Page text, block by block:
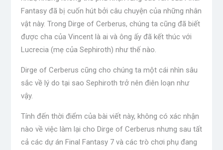
Fantasy đã bị cuốn hút bởi câu chuyện của những nhân
vật này. Trong Dirge of Cerberus, chúng ta cũng đã biết
được cha của Vincent là ai và ông ấy đã kết thúc với
Lucrecia (mẹ của Sephiroth) như thế nào.
Dirge of Cerberus cũng cho chúng ta một cái nhìn sâu
sắc về lý do tại sao Sephiroth trở nên điên loạn như
vậy.
Tính đến thời điểm của bài viết này, không có xác nhận
nào về việc làm lại cho Dirge of Cerberus nhưng sau tất
cả các dự án Final Fantasy 7 và các trò chơi phụ đang